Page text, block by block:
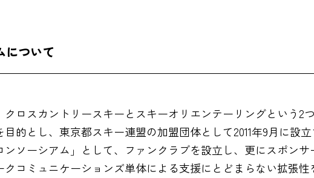
について
ロスカントリースキーとスキーオリエンテーリングという2
的とし、東京都スキー連盟の加盟団体として2011年9月に設
ソーシアム」として、ファンクラブを設立し、更にスポン
コミュニケーションズ単体による支援にとどまらない拡張性